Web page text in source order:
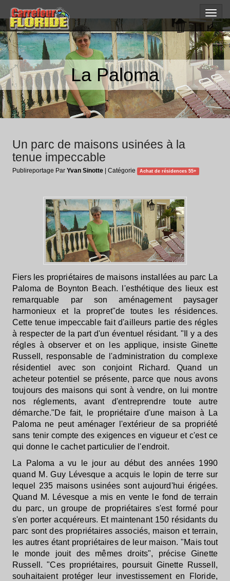
Toggle
La Paloma
Un parc de maisons usinées à la
tenue impeccable
Publireportage Par Yvan Sinotte | Catégorie Achat de résidences 55+
Fiers les propriétaires de maisons installées au parc La
Paloma de Boynton Beach. l'esthétique des lieux est
remarquable par son aménagement paysager
harmonieux et la propret"de toutes les résidences.
Cette tenue impeccable fait d'ailleurs partie des régles
à respecter de la part d'un éventuel résidant. "Il y a des
régles à observer et on les applique, insiste Ginette
Russell, responsable de l'administration du complexe
résidentiel avec son conjoint Richard. Quand un
acheteur potentiel se présente, parce que nous avons
toujours des maisons qui sont à vendre, on lui montre
nos réglements, avant d'entreprendre toute autre
démarche."De fait, le propriétaire d'une maison à La
Paloma ne peut aménager l'extérieur de sa propriété
sans tenir compte des exigences en vigueur et c'est ce
qui donne le cachet particulier de l'endroit.
La Paloma a vu le jour au début des années 1990
quand M. Guy Lévesque a acquis le lopin de terre sur
lequel 235 maisons usinées sont aujourd'hui érigées.
Quand M. Lévesque a mis en vente le fond de terrain
du parc, un groupe de propriétaires s'est formé pour
s'en porter acquéreurs. Et maintenant 150 résidants du
parc sont des propriétaires associés, maison et terrain,
les autres étant propriétaires de leur maison. "Mais tout
le monde jouit des mêmes droits", précise Ginette
Russell. "Ces propriétaires, poursuit Ginette Russell,
souhaitaient protéger leur investissement en Floride,